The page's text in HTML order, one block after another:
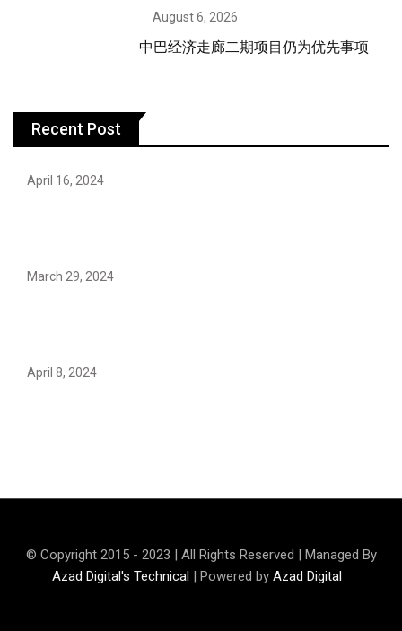
August 6, 2026
中巴经济走廊二期项目仍为优先事项
Recent Post
April 16, 2024
March 29, 2024
April 8, 2024
© Copyright 2015 - 2023 | All Rights Reserved | Managed By
Azad Digital's Technical | Powered by Azad Digital